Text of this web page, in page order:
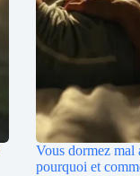
Vous dormez mal
pourquoi et